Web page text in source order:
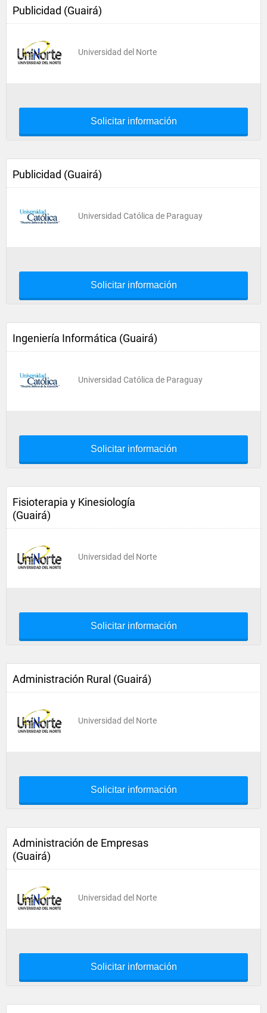
Publicidad (Guairá)
Universidad del Norte
Solicitar información
Publicidad (Guairá)
Universidad Católica de Paraguay
Solicitar información
Ingeniería Informática (Guairá)
Universidad Católica de Paraguay
Solicitar información
Fisioterapia y Kinesiología
(Guairá)
Universidad del Norte
Solicitar información
Administración Rural (Guairá)
Universidad del Norte
Solicitar información
Administración de Empresas
(Guairá)
Universidad del Norte
Solicitar información